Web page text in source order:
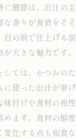
に鰹節は、出汁の
な香りが食欲をそ
目の前で仕上げる
大きな魅力です。
しては、かつおの
に使った出汁が挙
味付けや食材の相
めます。食材の鮮
変化する点も和食